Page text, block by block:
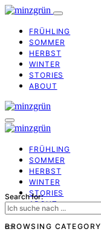
FRÜHLING
SOMMER
HERBST
WINTER
STORIES
ABOUT
FRÜHLING
SOMMER
HERBST
WINTER
STORIES
ABOUT
Search for:
BROWSING CATEGORY